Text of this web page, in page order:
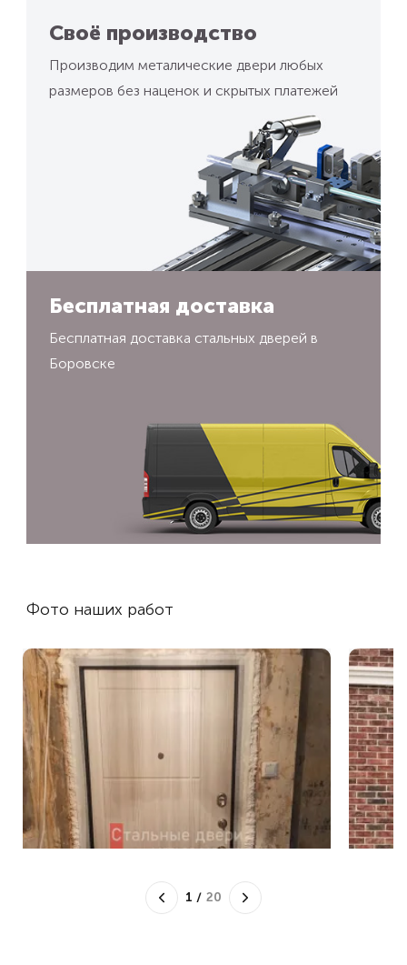
Своё производство
Производим металические двери любых
размеров без наценок и скрытых платежей
Бесплатная доставка
Бесплатная доставка стальных дверей в
Боровске
Фото наших работ
1 / 20